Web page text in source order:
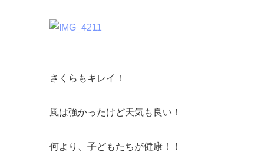
さくらもキレイ！
風は強かったけど天気も良い！
何より、子どもたちが健康！！